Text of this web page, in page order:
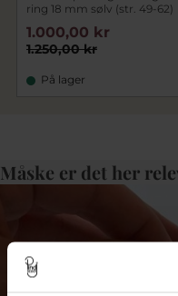
ring 18 mm sølv (str. 49-62)
1.250,00 kr
1.000,00 kr
På lager
Måske er det her